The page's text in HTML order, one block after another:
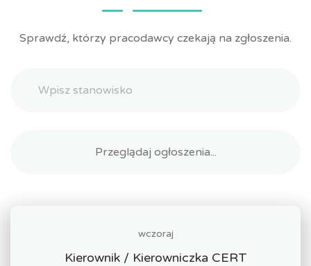
Sprawdź, którzy pracodawcy czekają na zgłoszenia.
wczoraj
Kierownik / Kierowniczka CERT